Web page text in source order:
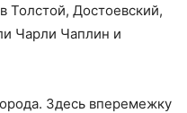
Толстой, Достоевский,
Чарли Чаплин и
Здесь вперемежку